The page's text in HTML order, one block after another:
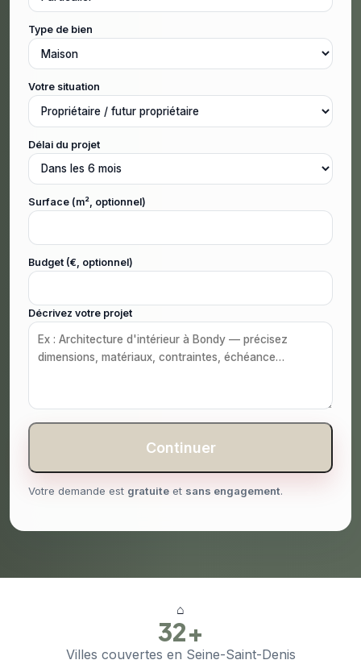
Type de bien
Votre situation
Délai du projet
Surface (m², optionnel)
Budget (€, optionnel)
Décrivez votre projet
Continuer
Votre demande est gratuite et sans engagement.
⌂
32+
Villes couvertes en Seine-Saint-Denis